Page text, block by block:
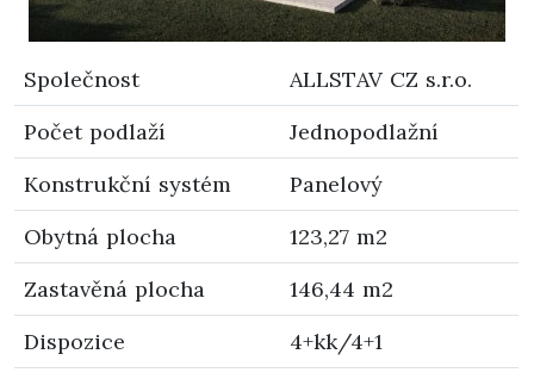
Společnost
ALLSTAV CZ s.r.o.
Počet podlaží
Jednopodlažní
Konstrukční systém
Panelový
Obytná plocha
123,27 m2
Zastavěná plocha
146,44 m2
Dispozice
4+kk/4+1